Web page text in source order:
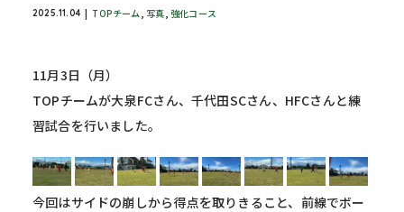
2025.11.04 TOPチーム, 写真, 強化コース
11月3日（月）
TOPチームが大泉FCさん、千代田SCさん、HFCさんと練
習試合を行いました。
今回はサイドの崩しから得点を取りきること、前線でボー